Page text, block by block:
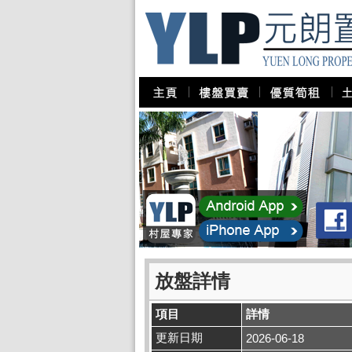
放盤詳情
項目
詳情
更新日期
2026-06-18